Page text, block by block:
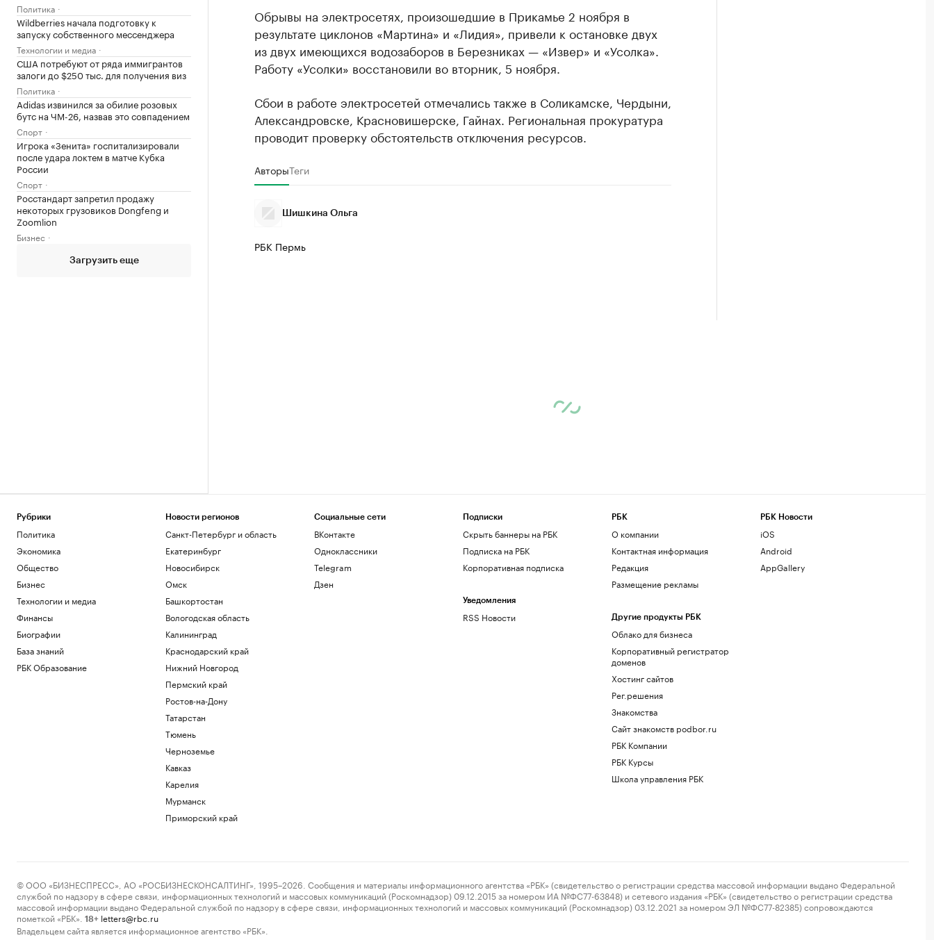
Политика
Wildberries начала подготовку к
запуску собственного мессенджера
Технологии и медиа
США потребуют от ряда иммигрантов
залоги до $250 тыс. для получения виз
Политика
Adidas извинился за обилие розовых
бутс на ЧМ-26, назвав это совпадением
Спорт
Игрока «Зенита» госпитализировали
после удара локтем в матче Кубка
России
Спорт
Росстандарт запретил продажу
некоторых грузовиков Dongfeng и
Zoomlion
Бизнес
Загрузить еще
Обрывы на электросетях, произошедшие в Прикамье 2 ноября в
результате циклонов «Мартина» и «Лидия», привели к остановке двух
из двух имеющихся водозаборов в Березниках — «Извер» и «Усолка».
Работу «Усолки» восстановили во вторник, 5 ноября.
Сбои в работе электросетей отмечались также в Соликамске, Чердыни,
Александровске, Красновишерске, Гайнах. Региональная прокуратура
проводит проверку обстоятельств отключения ресурсов.
АвторыТеги
Шишкина Ольга
РБК Пермь
Рубрики
Политика
Экономика
Общество
Бизнес
Технологии и медиа
Финансы
Биографии
База знаний
РБК Образование
Новости регионов
Санкт-Петербург и область
Екатеринбург
Новосибирск
Омск
Башкортостан
Вологодская область
Калининград
Краснодарский край
Нижний Новгород
Пермский край
Ростов-на-Дону
Татарстан
Тюмень
Черноземье
Кавказ
Карелия
Мурманск
Приморский край
Социальные сети
ВКонтакте
Одноклассники
Telegram
Дзен
Подписки
Скрыть баннеры на РБК
Подписка на РБК
Корпоративная подписка
Уведомления
RSS Новости
РБК
О компании
Контактная информация
Редакция
Размещение рекламы
Другие продукты РБК
Облако для бизнеса
Корпоративный регистратор
доменов
Хостинг сайтов
Рег.решения
Знакомства
Сайт знакомств podbor.ru
РБК Компании
РБК Курсы
Школа управления РБК
РБК Новости
iOS
Android
AppGallery
© ООО «БИЗНЕСПРЕСС», АО «РОСБИЗНЕСКОНСАЛТИНГ», 1995–2026. Сообщения и материалы информационного агентства «РБК» (свидетельство о регистрации средства массовой информации выдано Федеральной
службой по надзору в сфере связи, информационных технологий и массовых коммуникаций (Роскомнадзор) 09.12.2015 за номером ИА №ФС77-63848) и сетевого издания «РБК» (свидетельство о регистрации средства
массовой информации выдано Федеральной службой по надзору в сфере связи, информационных технологий и массовых коммуникаций (Роскомнадзор) 03.12.2021 за номером ЭЛ №ФС77-82385) сопровождаются
пометкой «РБК».
18+ letters@rbc.ru
Владельцем сайта является информационное агентство «РБК».